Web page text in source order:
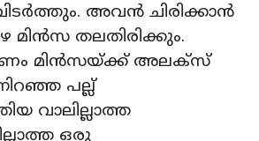
അവൻ ചിരിക്കാൻ
മിൻസ തലതിരിക്കും.
മിൻസയ്ക്ക് അലക്സ്
പല്ല്
വാലില്ലാത്ത
ഒരു